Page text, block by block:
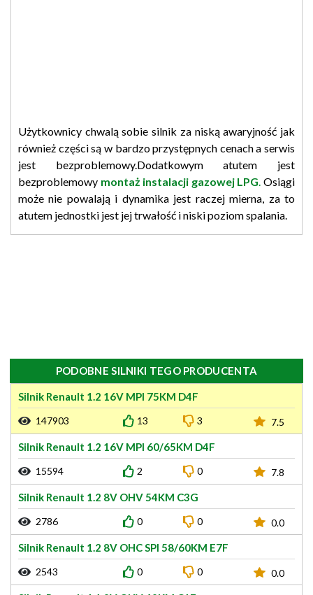
Użytkownicy chwalą sobie silnik za niską awaryjność jak
również części są w bardzo przystępnych cenach a serwis
jest bezproblemowy.Dodatkowym atutem jest
bezproblemowy montaż instalacji gazowej LPG Osiągi
może nie powalają i dynamika jest raczej mierna, za to
atutem jednostki jest jej trwałość i niski poziom spalania.
PODOBNE SILNIKI TEGO PRODUCENTA
Silnik Renault 1.2 16V MPI 75KM D4F
147903 13 3 7.5
Silnik Renault 1.2 16V MPI 60/65KM D4F
15594 2 0 7.8
Silnik Renault 1.2 8V OHV 54KM C3G
2786 0 0 0.0
Silnik Renault 1.2 8V OHC SPI 58/60KM E7F
2543 0 0 0.0